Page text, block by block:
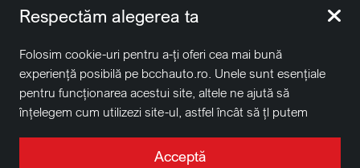
rezervate.
BCCH Auto Switzerland este o marcă a societății
BCCH
Group Switzerland AG
Sediu social: David Business Center, Str. Erou Iancu Nicolae
nr. 29, Voluntari, Ilfov
Respectăm alegerea ta
Folosim cookie-uri pentru a-ți oferi cea mai bună
experiență posibilă pe bcchauto.ro. Unele sunt esențiale
pentru funcționarea acestui site, altele ne ajută să
înțelegem cum utilizezi site-ul, astfel încât să țl putem
uri în scopuri de targetare. Apasă pe „Acceptă toate”
Acceptă